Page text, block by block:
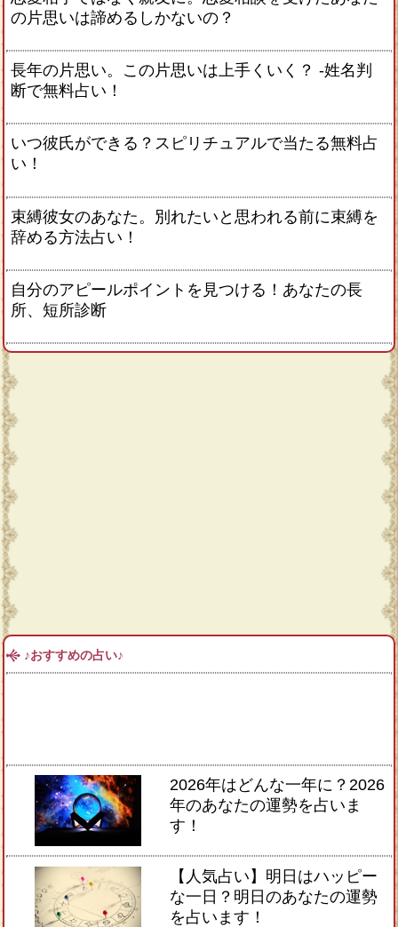
の片思いは諦めるしかないの？
長年の片思い。この片思いは上手くいく？ -姓名判
断で無料占い！
いつ彼氏ができる？スピリチュアルで当たる無料占
い！
束縛彼女のあなた。別れたいと思われる前に束縛を
辞める方法占い！
自分のアピールポイントを見つける！あなたの長
所、短所診断
♪おすすめの占い♪
2026年はどんな一年に？2026
年のあなたの運勢を占いま
す！
【人気占い】明日はハッピー
な一日？明日のあなたの運勢
を占います！